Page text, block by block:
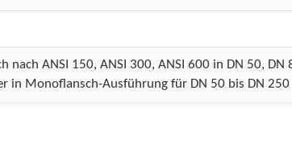
nach ANSI 150, ANSI 300, ANSI 600 in DN 50, DN
in Monoflansch-Ausführung für DN 50 bis DN 250